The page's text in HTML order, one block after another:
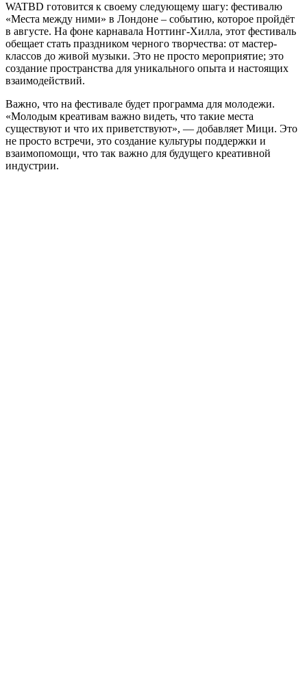
WATBD готовится к своему следующему шагу: фестивалю
«Места между ними» в Лондоне – событию, которое пройдёт
в августе. На фоне карнавала Ноттинг-Хилла, этот фестиваль
обещает стать праздником черного творчества: от мастер-
классов до живой музыки. Это не просто мероприятие; это
создание пространства для уникального опыта и настоящих
взаимодействий.
Важно, что на фестивале будет программа для молодежи.
«Молодым креативам важно видеть, что такие места
существуют и что их приветствуют», — добавляет Мици. Это
не просто встречи, это создание культуры поддержки и
взаимопомощи, что так важно для будущего креативной
индустрии.